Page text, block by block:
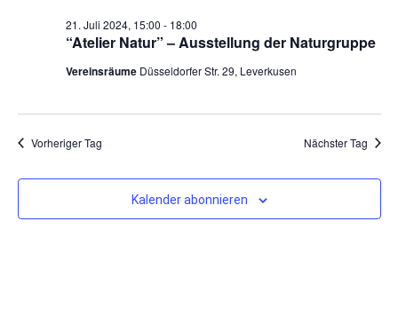
“Atelier Natur” – Ausstellung der Naturgruppe
21. Juli 2024, 15:00 - 18:00
Vereinsräume Düsseldorfer Str. 29, Leverkusen
Vorheriger Tag Nächster Tag
Kalender abonnieren